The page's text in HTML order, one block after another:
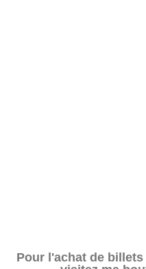
Pour l'achat de